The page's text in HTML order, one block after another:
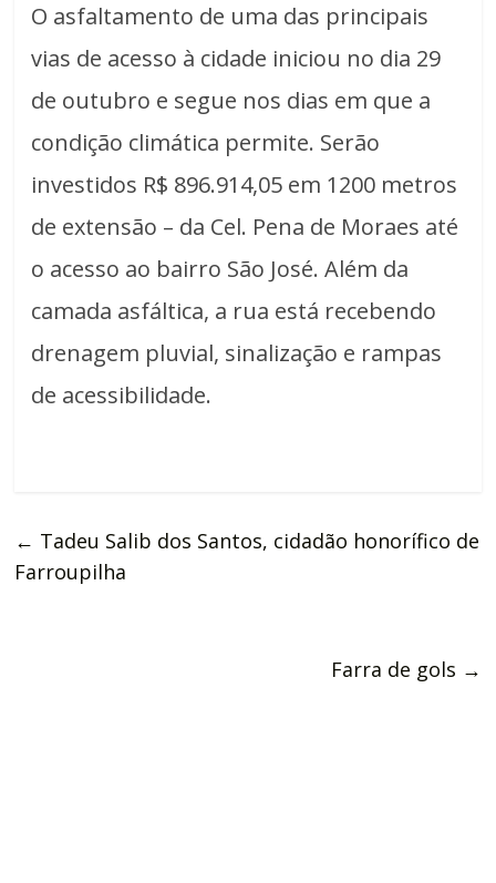
O asfaltamento de uma das principais
vias de acesso à cidade iniciou no dia 29
de outubro e segue nos dias em que a
condição climática permite. Serão
investidos R$ 896.914,05 em 1200 metros
de extensão – da Cel. Pena de Moraes até
o acesso ao bairro São José. Além da
camada asfáltica, a rua está recebendo
drenagem pluvial, sinalização e rampas
de acessibilidade.
← Tadeu Salib dos Santos, cidadão honorífico de
Farroupilha
Farra de gols →